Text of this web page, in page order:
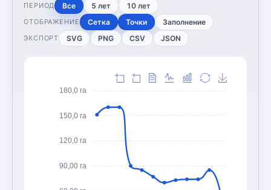
ПЕРИОД Все 5 лет 10 лет
ОТОБРАЖЕНИЕ Сетка Точки Заполнение
ЭКСПОРТ SVG PNG CSV JSON
90,00 га
120,0 га
150,0 га
180,0 га